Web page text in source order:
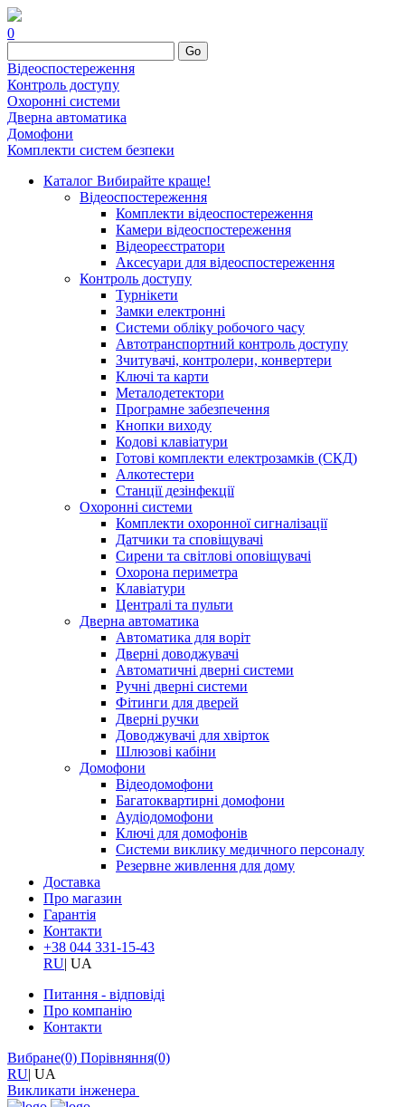
0
Go
Відеоспостереження
Контроль доступу
Охоронні системи
Дверна автоматика
Домофони
Комплекти систем безпеки
Каталог Вибирайте краще!
Відеоспостереження
Комплекти відеоспостереження
Камери відеоспостереження
Відеореєстратори
Аксесуари для відеоспостереження
Контроль доступу
Турнікети
Замки електронні
Системи обліку робочого часу
Автотранспортний контроль доступу
Зчитувачі, контролери, конвертери
Ключі та карти
Металодетектори
Програмне забезпечення
Кнопки виходу
Кодові клавіатури
Готові комплекти електрозамків (СКД)
Алкотестери
Станції дезінфекції
Охоронні системи
Комплекти охоронної сигналізації
Датчики та сповіщувачі
Сирени та світлові оповіщувачі
Охорона периметра
Клавіатури
Централі та пульти
Дверна автоматика
Автоматика для воріт
Дверні доводжувачі
Автоматичні дверні системи
Ручні дверні системи
Фітинги для дверей
Дверні ручки
Доводжувачі для хвірток
Шлюзові кабіни
Домофони
Відеодомофони
Багатоквартирні домофони
Аудіодомофони
Ключі для домофонів
Системи виклику медичного персоналу
Резервне живлення для дому
Доставка
Про магазин
Гарантія
Контакти
+38 044 331-15-43
RU| UA
Питання - відповіді
Про компанію
Контакти
Вибране(0) Порівняння(0)
RU| UA
Викликати інженера